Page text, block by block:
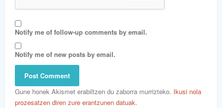
Notify me of follow-up comments by email.
Notify me of new posts by email.
Gune honek Akismet erabiltzen du zaborra murrizteko. Ikusi nola
prozesatzen diren zure erantzunen datuak.